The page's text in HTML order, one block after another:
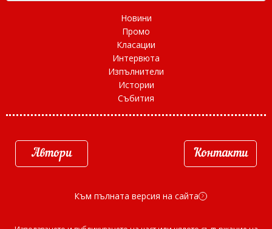
Новини
Промо
Класации
Интервюта
Изпълнители
Истории
Събития
Автори Контакти
Към пълната версия на сайта d